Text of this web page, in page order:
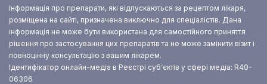
Інформація про препарати, які відпускаються за рецептом лікаря,
розміщена на сайті, призначена виключно для спеціалістів. Дана
інформація не може бути використана для самостійного приняття
рішення про застосування цих препаратів та не може замінити візит і
повноцінну консультацію з вашим лікарем.
Ідентифікатор онлайн-медіа в Реєстрі суб‘єктів у сфері медіа: R40-
06306